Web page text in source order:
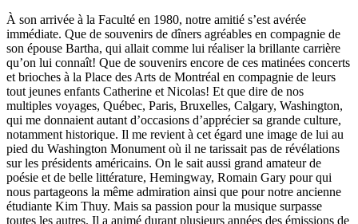
À son arrivée à la Faculté en 1980, notre amitié s’est avérée
immédiate. Que de souvenirs de dîners agréables en compagnie de
son épouse Bartha, qui allait comme lui réaliser la brillante carrière
qu’on lui connaît! Que de souvenirs encore de ces matinées concerts
et brioches à la Place des Arts de Montréal en compagnie de leurs
tout jeunes enfants Catherine et Nicolas! Et que dire de nos
multiples voyages, Québec, Paris, Bruxelles, Calgary, Washington,
qui me donnaient autant d’occasions d’apprécier sa grande culture,
notamment historique. Il me revient à cet égard une image de lui au
pied du Washington Monument où il ne tarissait pas de révélations
sur les présidents américains. On le sait aussi grand amateur de
poésie et de belle littérature, Hemingway, Romain Gary pour qui
nous partageons la même admiration ainsi que pour notre ancienne
étudiante Kim Thuy. Mais sa passion pour la musique surpasse
toutes les autres. Il a animé durant plusieurs années des émissions de